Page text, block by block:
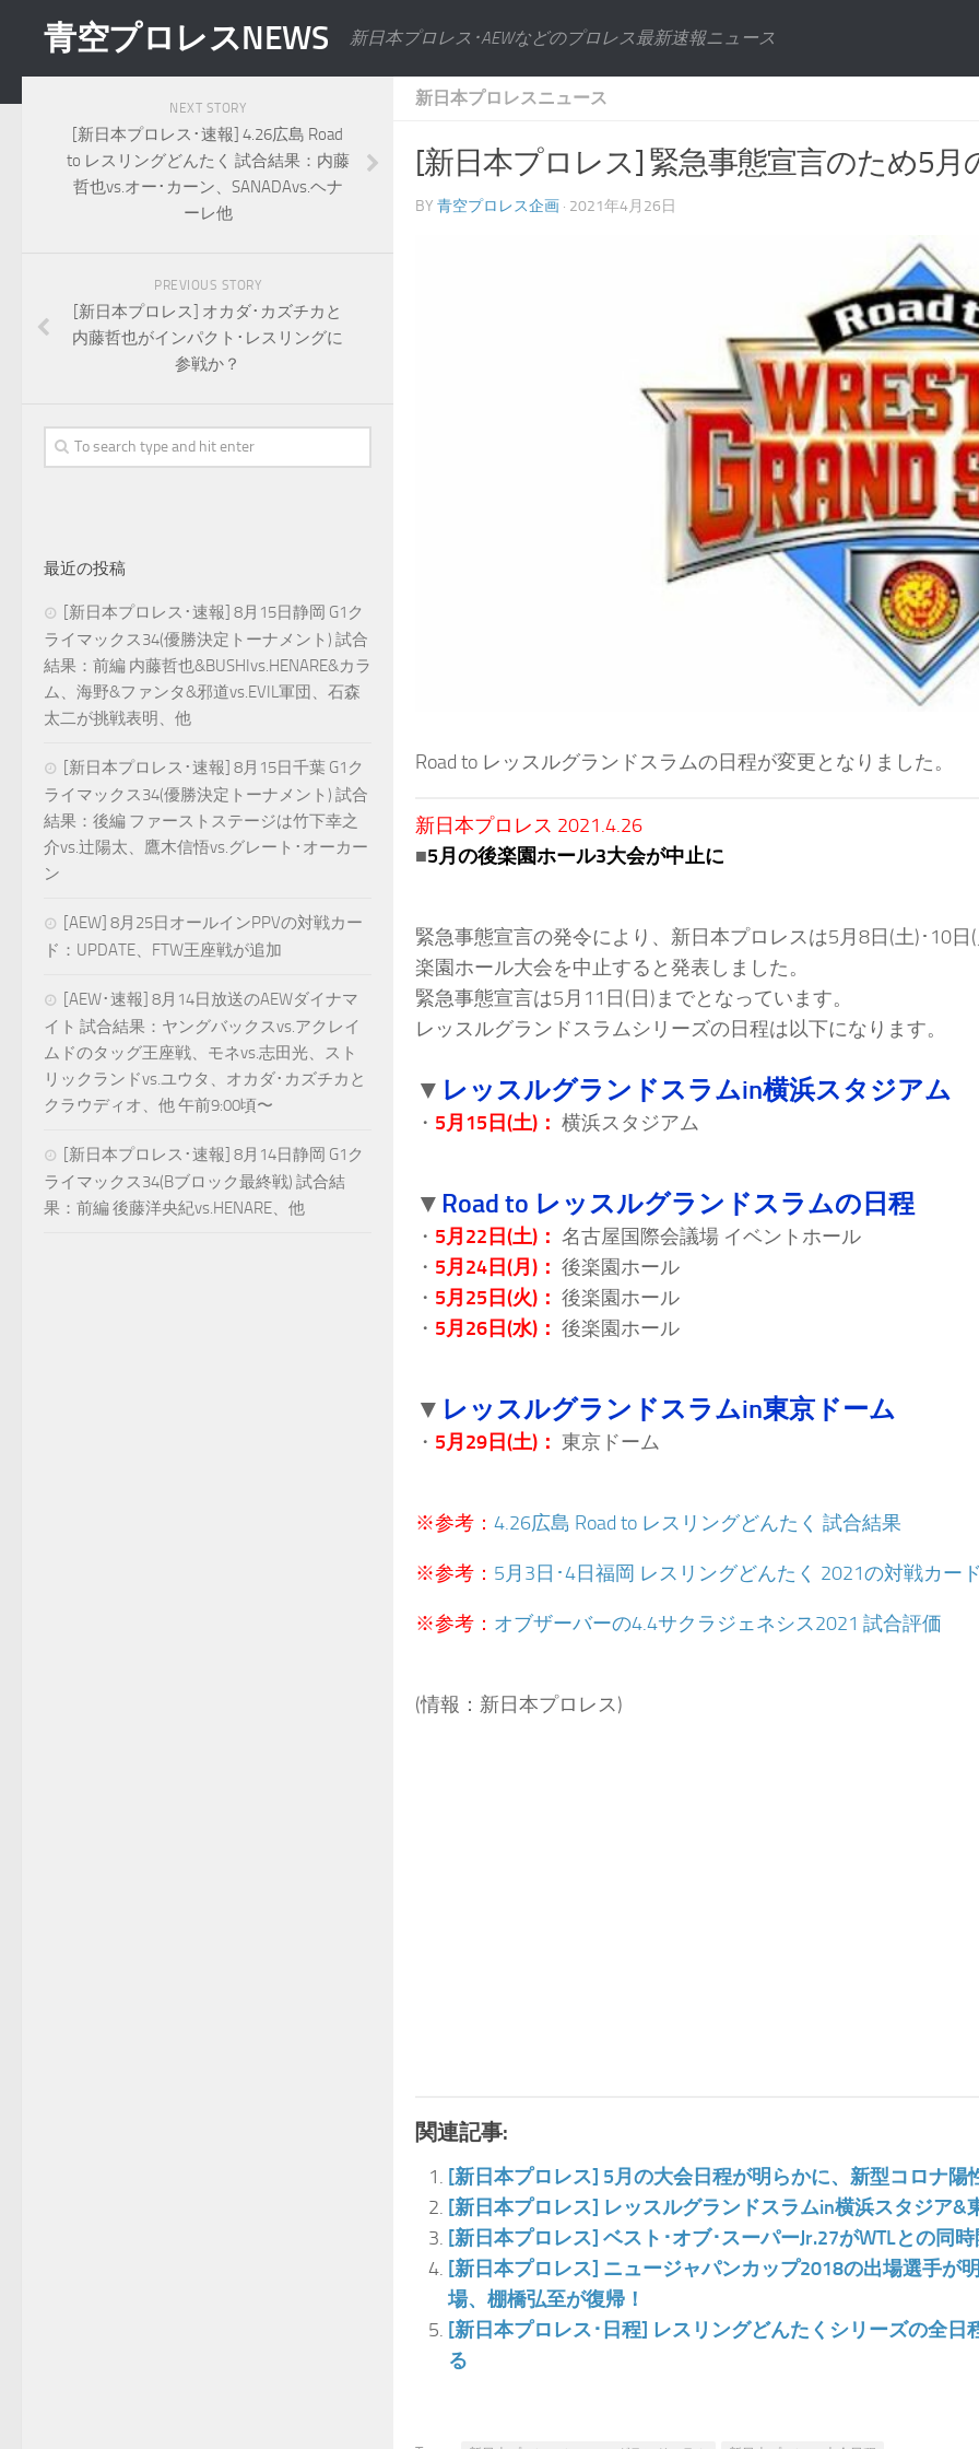
青空プロレスNEWS 新日本プロレス･AEWなどのプロレス最新速報ニュース
新日本プロレスニュース
[新日本プロレス] 緊急事態宣言のため5
BY 青空プロレス企画 · 2021年4月26日
Road to レッスルグランドスラムの日程が変更となりました。
新日本プロレス 2021.4.26
■5月の後楽園ホール3大会が中止に
緊急事態宣言の発令により、新日本プロレスは5月8日(土)･10
楽園ホール大会を中止すると発表しました。
緊急事態宣言は5月11日(日)までとなっています。
レッスルグランドスラムシリーズの日程は以下になります。
▼ レッスルグランドスラムin横浜スタジアム
・ 5月15日(土)： 横浜スタジアム
▼ Road to レッスルグランドスラムの日程
・ 5月22日(土)： 名古屋国際会議場 イベントホール
・ 5月24日(月)： 後楽園ホール
・ 5月25日(火)： 後楽園ホール
・ 5月26日(水)： 後楽園ホール
▼ レッスルグランドスラムin東京ドーム
・ 5月29日(土)： 東京ドーム
※参考： 4.26広島 Road to レスリングどんたく 試合結果
※参考： 5月3日･4日福岡 レスリングどんたく 2021の対戦カー
※参考： オブザーバーの4.4サクラジェネシス2021 試合評価
(情報：新日本プロレス)
関連記事:
[新日本プロレス] 5月の大会日程が明らかに、新型コロナ陽
[新日本プロレス] レッスルグランドスラムin横浜スタジア&
[新日本プロレス] ベスト･オブ･スーパーJr.27がWTLとの同
[新日本プロレス] ニュージャパンカップ2018の出場選手が
場、棚橋弘至が復帰！
[新日本プロレス･日程] レスリングどんたくシリーズの全
る
NEXT STORY
[新日本プロレス･速報] 4.26広島 Road
to レスリングどんたく 試合結果：内藤
哲也vs.オー･カーン、SANADAvs.ヘナ
ーレ他
PREVIOUS STORY
[新日本プロレス] オカダ･カズチカと
内藤哲也がインパクト･レスリングに
参戦か？
最近の投稿
[新日本プロレス･速報] 8月15日静岡 G1ク
ライマックス34(優勝決定トーナメント) 試合
結果：前編 内藤哲也&BUSHIvs.HENARE&カラ
ム、海野&ファンタ&邪道vs.EVIL軍団、石森
太二が挑戦表明、他
[新日本プロレス･速報] 8月15日千葉 G1ク
ライマックス34(優勝決定トーナメント) 試合
結果：後編 ファーストステージは竹下幸之
介vs.辻陽太、鷹木信悟vs.グレート･オーカー
ン
[AEW] 8月25日オールインPPVの対戦カー
ド：UPDATE、FTW王座戦が追加
[AEW･速報] 8月14日放送のAEWダイナマ
イト 試合結果：ヤングバックスvs.アクレイ
ムドのタッグ王座戦、モネvs.志田光、スト
リックランドvs.ユウタ、オカダ･カズチカと
クラウディオ、他 午前9:00頃〜
[新日本プロレス･速報] 8月14日静岡 G1ク
ライマックス34(Bブロック最終戦) 試合結
果：前編 後藤洋央紀vs.HENARE、他